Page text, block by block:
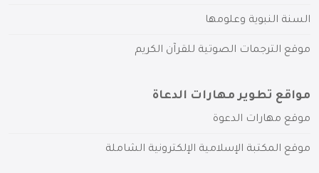
السنة النبوية وعلومها
موقع الترجمات الصوتية للقرآن الكريم
مواقع تطوير مهارات الدعاة
موقع مهارات الدعوة
موقع المكتبة الإسلامية الإلكترونية الشاملة